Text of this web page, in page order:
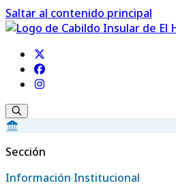
Saltar al contenido principal
Sección
Información Institucional